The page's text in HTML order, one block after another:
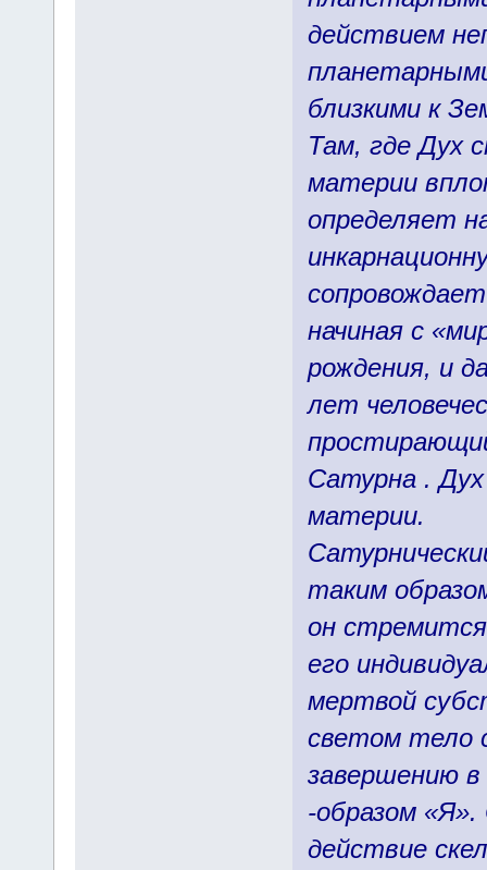
действием
близкими к
Там, где Дух
материи
определяет
начиная с
рождения, и
лет
Сатурна .
материи.
таким
он
его
мертвой
светом тело
завершению
-образом
действие